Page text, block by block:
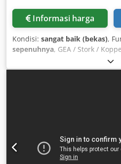
Informasi harga
Kondisi: sangat baik (bekas),
sepenuhnya, GEA / Stork /
and Frying Line Manufacturer:
type: forming, breading, and
The line consists of the
1300 × 3000 mm 3. Former
Solutions Bakel B.V. Model: